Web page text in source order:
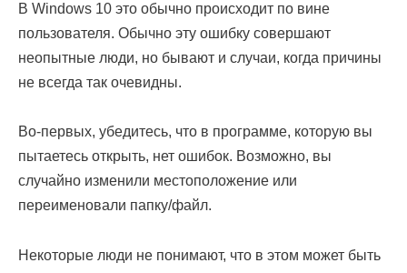
В Windows 10 это обычно происходит по вине
пользователя. Обычно эту ошибку совершают
неопытные люди, но бывают и случаи, когда причины
не всегда так очевидны.
Во-первых, убедитесь, что в программе, которую вы
пытаетесь открыть, нет ошибок. Возможно, вы
случайно изменили местоположение или
переименовали папку/файл.
Некоторые люди не понимают, что в этом может быть